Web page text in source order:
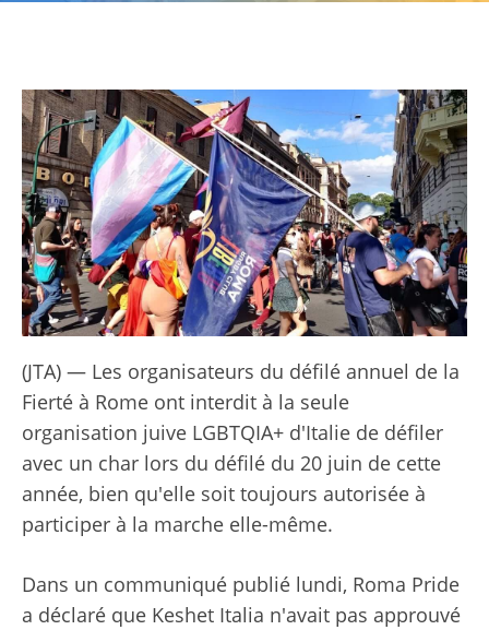
(JTA) — Les organisateurs du défilé annuel de la
Fierté à Rome ont interdit à la seule
organisation juive LGBTQIA+ d'Italie de défiler
avec un char lors du défilé du 20 juin de cette
année, bien qu'elle soit toujours autorisée à
participer à la marche elle-même.
Dans un communiqué publié lundi, Roma Pride
a déclaré que Keshet Italia n'avait pas approuvé